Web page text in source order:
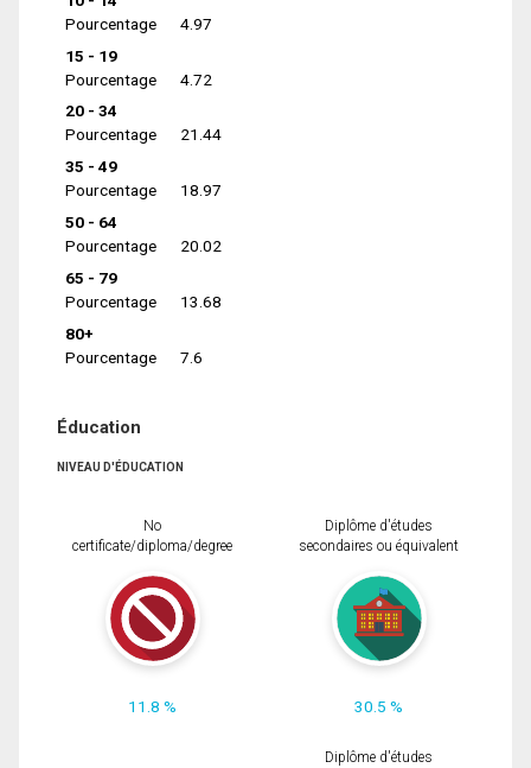
Pourcentage
4.97
15 - 19
Pourcentage
4.72
20 - 34
Pourcentage
21.44
35 - 49
Pourcentage
18.97
50 - 64
Pourcentage
20.02
65 - 79
Pourcentage
13.68
80+
Pourcentage
7.6
Éducation
NIVEAU D'ÉDUCATION
No
certificate/diploma/degree
11.8 %
Diplôme d'études
secondaires ou équivalent
30.5 %
Diplôme d'études